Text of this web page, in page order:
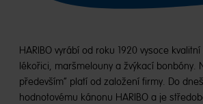
HARIBO vyrábí od roku 1920 vysoce
lékořici, maršmelouny a žvýkací bonbóny.
především“ platí od založení firmy. Do
hodnotovému kánonu HARIBO a je